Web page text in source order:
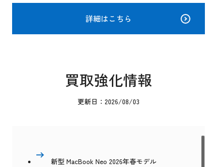
詳細はこちら
買取強化情報
更新日：2026/08/03
新型 MacBook Neo 2026年春モデル